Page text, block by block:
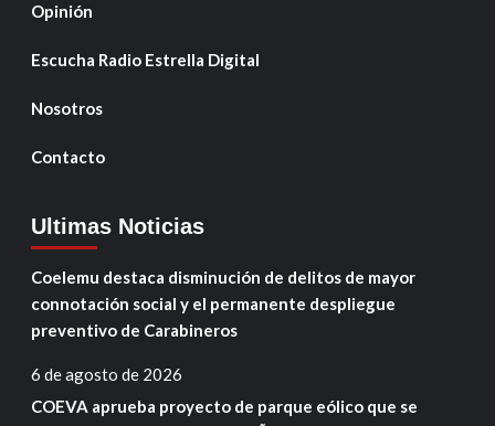
Opinión
Escucha Radio Estrella Digital
Nosotros
Contacto
Ultimas Noticias
Coelemu destaca disminución de delitos de mayor
connotación social y el permanente despliegue
preventivo de Carabineros
6 de agosto de 2026
COEVA aprueba proyecto de parque eólico que se